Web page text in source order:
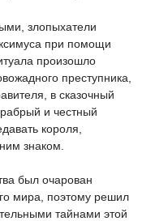
злопыхатели
при помощи
произошло
преступника,
в сказочный
и честный
короля,
знаком.
был очарован
мира, поэтому решил
тайнами этой